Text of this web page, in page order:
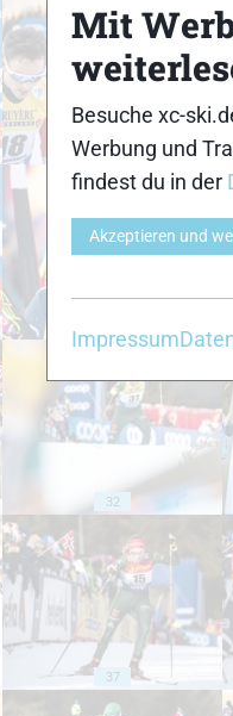
22
32
37
Mit
Besuche xc-
Werbung und
findest du in der
Akzeptieren und
Impressum